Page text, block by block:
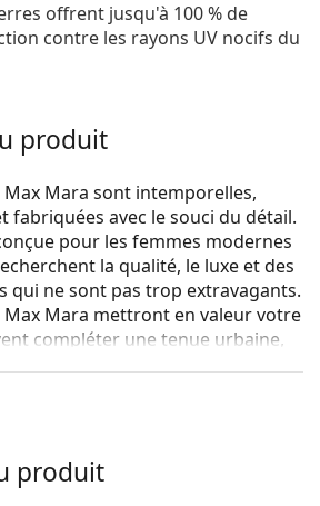
offrent jusqu'à 100 % de
contre les rayons UV nocifs du
produit
Max Mara sont intemporelles,
fabriquées avec le souci du détail.
pour les femmes modernes
la qualité, le luxe et des
qui ne sont pas trop extravagants.
Max Mara mettront en valeur votre
compléter une tenue urbaine,
élégant.
l'air avec ces lunettes grâce à
produit